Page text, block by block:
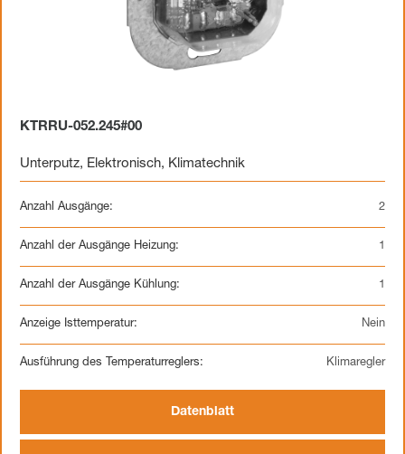
KTRRU-052.245#00
Unterputz, Elektronisch, Klimatechnik
Anzahl Ausgänge: 2
Anzahl der Ausgänge Heizung: 1
Anzahl der Ausgänge Kühlung: 1
Anzeige Isttemperatur: Nein
Ausführung des Temperaturreglers: Klimaregler
Datenblatt